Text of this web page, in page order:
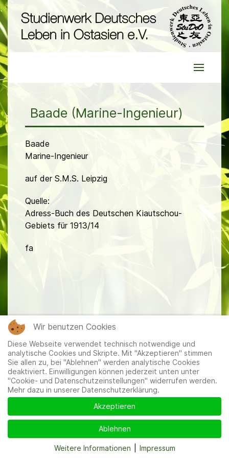
Baade (Marine-Ingenieur)
Baade
Marine-Ingenieur
auf der S.M.S. Leipzig
Quelle:
Adress-Buch des Deutschen Kiautschou-
Gebiets für 1913/14
fa
Mitglieder| Impressum|Datenschutzerklärung
Wir benutzen Cookies
Diese Webseite verwendet technisch notwendige und
analytische Cookies und Skripte. Mit "Akzeptieren" stimmen
Sie allen zu, bei "Ablehnen" werden analytische Cookies
deaktiviert. Einwilligungen können jederzeit unten unter
"Cookie- und Datenschutzeinstellungen" widerrufen werden.
Mehr dazu in unserer Datenschutzerklärung.
Akzeptieren
Ablehnen
Weitere Informationen Impressum